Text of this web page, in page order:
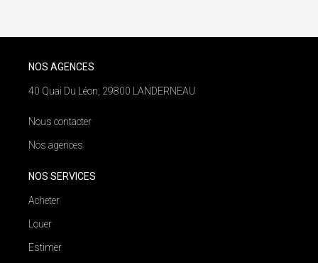
NOS AGENCES
40 Quai Du Léon, 29800 LANDERNEAU
Nous contacter
Nos agences
NOS SERVICES
Acheter
Louer
Estimer